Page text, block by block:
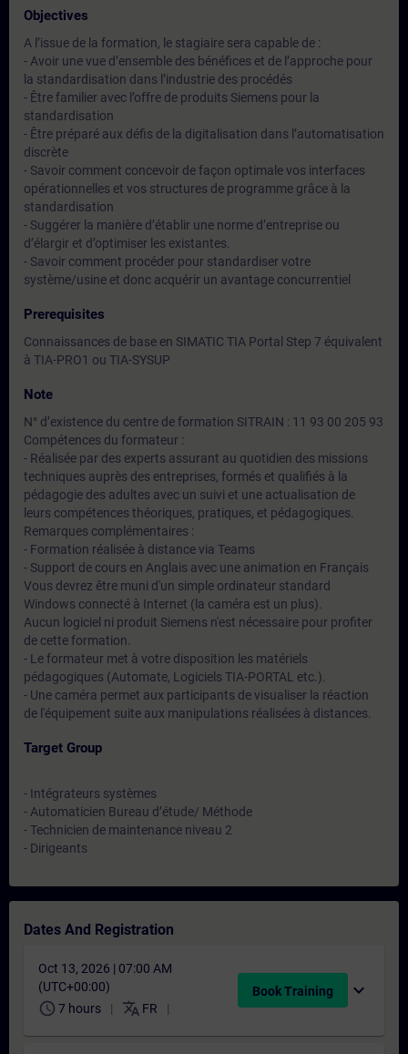
Objectives
A l’issue de la formation, le stagiaire sera capable de :
- Avoir une vue d’ensemble des bénéfices et de l’approche pour
la standardisation dans l’industrie des procédés
- Être familier avec l’offre de produits Siemens pour la
standardisation
- Être préparé aux défis de la digitalisation dans l’automatisation
discrète
- Savoir comment concevoir de façon optimale vos interfaces
opérationnelles et vos structures de programme grâce à la
standardisation
- Suggérer la manière d’établir une norme d’entreprise ou
d’élargir et d’optimiser les existantes.
- Savoir comment procéder pour standardiser votre
système/usine et donc acquérir un avantage concurrentiel
Prerequisites
Connaissances de base en SIMATIC TIA Portal Step 7 équivalent
à TIA-PRO1 ou TIA-SYSUP
Note
N° d’existence du centre de formation SITRAIN : 11 93 00 205 93
Compétences du formateur :
- Réalisée par des experts assurant au quotidien des missions
techniques auprès des entreprises, formés et qualifiés à la
pédagogie des adultes avec un suivi et une actualisation de
leurs compétences théoriques, pratiques, et pédagogiques.
Remarques complémentaires :
- Formation réalisée à distance via Teams
- Support de cours en Anglais avec une animation en Français
Vous devrez être muni d'un simple ordinateur standard
Windows connecté à Internet (la caméra est un plus).
Aucun logiciel ni produit Siemens n'est nécessaire pour profiter
de cette formation.
- Le formateur met à votre disposition les matériels
pédagogiques (Automate, Logiciels TIA-PORTAL etc.).
- Une caméra permet aux participants de visualiser la réaction
de l'équipement suite aux manipulations réalisées à distances.
Target Group
- Intégrateurs systèmes
- Automaticien Bureau d’étude/ Méthode
- Technicien de maintenance niveau 2
- Dirigeants
Dates And Registration
Oct 13, 2026 | 07:00 AM
(UTC+00:00)
schedule 7 hours translate FR
Book Training expand_more